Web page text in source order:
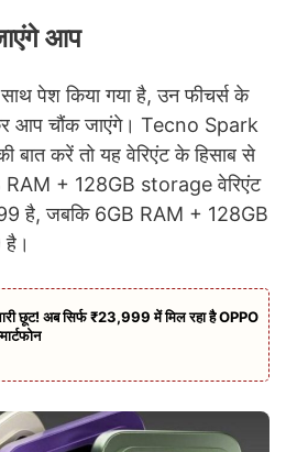
आप
पेश किया गया है, उन फीचर्स के
आप चौंक जाएंगे। Tecno Spark
करें तो यह वेरिएंट के हिसाब से
+ 128GB storage वेरिएंट
है, जबकि 6GB RAM + 128GB
है।
छूट! अब सिर्फ ₹23,999 में मिल रहा है OPPO